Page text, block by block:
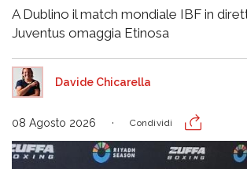
A Dublino il match mondiale IBF in
Juventus omaggia Etinosa
Davide Chicarella
08 Agosto 2026 Condividi